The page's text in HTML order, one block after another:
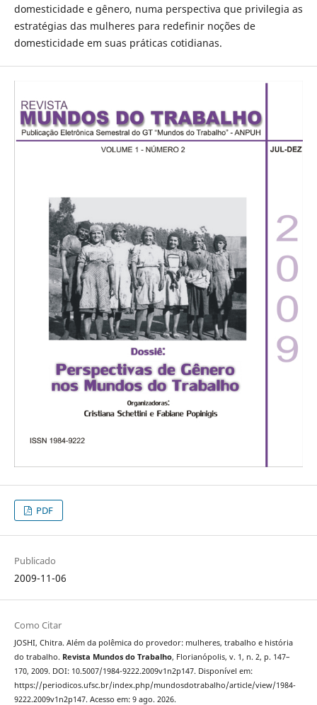
domesticidade e gênero, numa perspectiva que privilegia as
estratégias das mulheres para redefinir noções de
domesticidade em suas práticas cotidianas.
PDF
Publicado
2009-11-06
Como Citar
JOSHI, Chitra. Além da polêmica do provedor: mulheres, trabalho e história
do trabalho. Revista Mundos do Trabalho, Florianópolis, v. 1, n. 2, p. 147–
170, 2009. DOI: 10.5007/1984-9222.2009v1n2p147. Disponível em:
https://periodicos.ufsc.br/index.php/mundosdotrabalho/article/view/1984-
9222.2009v1n2p147. Acesso em: 9 ago. 2026.